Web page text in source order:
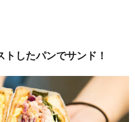
したパンでサンド！